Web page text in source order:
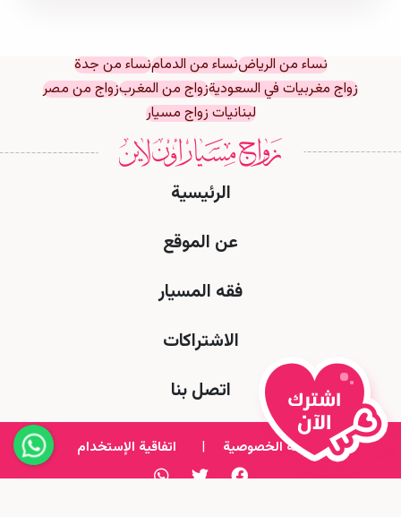
نساء من الرياضنساء من الدمامنساء من جدة
زواج مغربيات في السعوديةزواج من المغربزواج من مصر
لبنانيات زواج مسيار
الرئيسية
عن الموقع
فقه المسيار
الاشتراكات
اتصل بنا
سياسة الخصوصية | اتفاقية الإستخدام